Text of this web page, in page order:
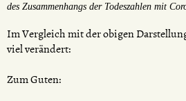
des Zusammenhangs der Todeszahlen mit
Im Vergleich mit der obigen
viel verändert:
Zum Guten: